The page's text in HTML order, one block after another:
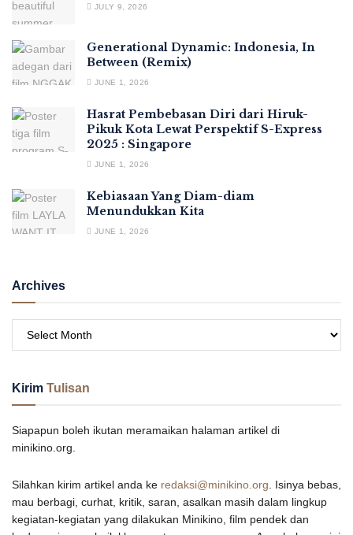
JULY 9, 2026
Generational Dynamic: Indonesia, In
Between (Remix)
JUNE 1, 2026
Hasrat Pembebasan Diri dari Hiruk-
Pikuk Kota Lewat Perspektif S-Express
2025 : Singapore
JUNE 1, 2026
Kebiasaan Yang Diam-diam
Menundukkan Kita
JUNE 1, 2026
Archives
Kirim Tulisan
Siapapun boleh ikutan meramaikan halaman artikel di
minikino.org.
Silahkan kirim artikel anda ke redaksi@minikino.org . Isinya bebas,
mau berbagi, curhat, kritik, saran, asalkan masih dalam lingkup
kegiatan-kegiatan yang dilakukan Minikino, film pendek dan